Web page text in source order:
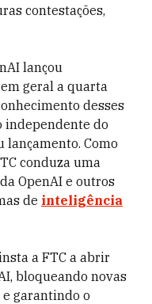
contestações,
lançou
geral a quarta
desses
independente do
lançamento. Como
conduza uma
OpenAI e outros
de inteligência
a FTC a abrir
bloqueando novas
garantindo o